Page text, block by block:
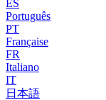
ES
Português
PT
Française
FR
Italiano
IT
日本語